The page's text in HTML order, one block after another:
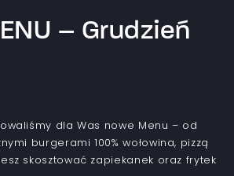
– Grudzień
dla Was nowe Menu – od
burgerami 100% wołowina, pizzą
skosztować zapiekanek oraz frytek